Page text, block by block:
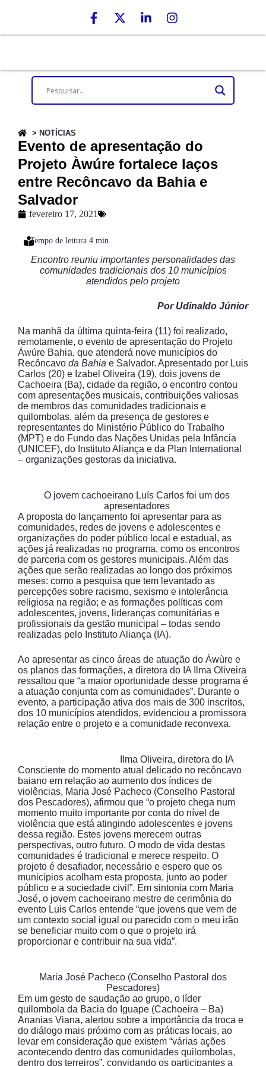
> NOTÍCIAS
Evento de apresentação do
Projeto Àwúre fortalece laços
entre Recôncavo da Bahia e
Salvador
fevereiro 17, 2021
Encontro reuniu importantes personalidades das
comunidades tradicionais dos 10 municípios
atendidos pelo projeto
Por Udinaldo Júnior
Na manhã da última quinta-feira (11) foi realizado,
remotamente, o evento de apresentação do Projeto
Áwúre Bahia, que atenderá nove municípios do
Recôncavo da Bahia e Salvador. Apresentado por Luis
Carlos (20) e Izabel Oliveira (19), dois jovens de
Cachoeira (Ba), cidade da região, o encontro contou
com apresentações musicais, contribuições valiosas
de membros das comunidades tradicionais e
quilombolas, além da presença de gestores e
representantes do Ministério Público do Trabalho
(MPT) e do Fundo das Nações Unidas pela Infância
(UNICEF), do Instituto Aliança e da Plan International
– organizações gestoras da iniciativa.
O jovem cachoeirano Luís Carlos foi um dos
apresentadores
A proposta do lançamento foi apresentar para as
comunidades, redes de jovens e adolescentes e
organizações do poder público local e estadual, as
ações já realizadas no programa, como os encontros
de parceria com os gestores municipais. Além das
ações que serão realizadas ao longo dos próximos
meses: como a pesquisa que tem levantado as
percepções sobre racismo, sexismo e intolerância
religiosa na região; e as formações políticas com
adolescentes, jovens, lideranças comunitárias e
profissionais da gestão municipal – todas sendo
realizadas pelo Instituto Aliança (IA).
Ao apresentar as cinco áreas de atuação do Áwùre e
os planos das formações, a diretora do IA Ilma Oliveira
ressaltou que “a maior oportunidade desse programa é
a atuação conjunta com as comunidades”. Durante o
evento, a participação ativa dos mais de 300 inscritos,
dos 10 municípios atendidos, evidenciou a promissora
relação entre o projeto e a comunidade reconvexa.
Ilma Oliveira, diretora do IA
Consciente do momento atual delicado no recôncavo
baiano em relação ao aumento dos índices de
violências, Maria José Pacheco (Conselho Pastoral
dos Pescadores), afirmou que “o projeto chega num
momento muito importante por conta do nível de
violência que está atingindo adolescentes e jovens
dessa região. Estes jovens merecem outras
perspectivas, outro futuro. O modo de vida destas
comunidades é tradicional e merece respeito. O
projeto é desafiador, necessário e espero que os
municípios acolham esta proposta, junto ao poder
público e a sociedade civil”. Em sintonia com Maria
José, o jovem cachoeirano mestre de cerimônia do
evento Luis Carlos entende “que jovens que vem de
um contexto social igual ou parecido com o meu irão
se beneficiar muito com o que o projeto irá
proporcionar e contribuir na sua vida”.
Maria José Pacheco (Conselho Pastoral dos
Pescadores)
Em um gesto de saudação ao grupo, o líder
quilombola da Bacia do Iguape (Cachoeira – Ba)
Ananias Viana, alertou sobre a importância da troca e
do diálogo mais próximo com as práticas locais, ao
levar em consideração que existem “várias ações
acontecendo dentro das comunidades quilombolas,
dentro dos terreiros”, convidando os participantes a